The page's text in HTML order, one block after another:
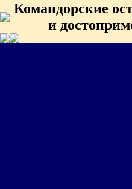
Командорские
и